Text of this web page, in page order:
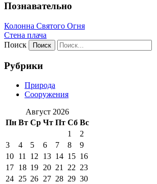
Познавательно
Колонна Святого Огня
Стена плача
Поиск
Рубрики
Природа
Сооружения
Август 2026
Пн Вт Ср Чт Пт Сб Вс
1
2
3
4 5 6 7 8
9
10 11 12 13 14 15 16
17 18 19 20 21 22 23
24 25 26 27 28 29 30